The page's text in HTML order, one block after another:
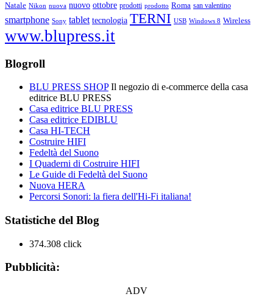
Natale Nikon nuova nuovo ottobre prodotti prodotto Roma san valentino
smartphone Sony tablet tecnologia TERNI USB Windows 8 Wireless
www.blupress.it
Blogroll
BLU PRESS SHOPIl negozio di e-commerce della casa
editrice BLU PRESS
Casa editrice BLU PRESS
Casa editrice EDIBLU
Casa HI-TECH
Costruire HIFI
Fedeltà del Suono
I Quaderni di Costruire HIFI
Le Guide di Fedeltà del Suono
Nuova HERA
Percorsi Sonori: la fiera dell'Hi-Fi italiana!
Statistiche del Blog
374.308 click
Pubblicità:
ADV